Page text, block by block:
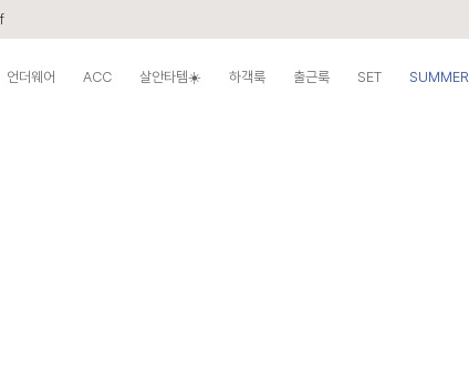
언더웨어 ACC 살안타템☀️ 하객룩 출근룩 SET SUMMER